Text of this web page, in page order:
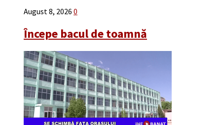
August 8, 2026 0
Începe bacul de toamnă